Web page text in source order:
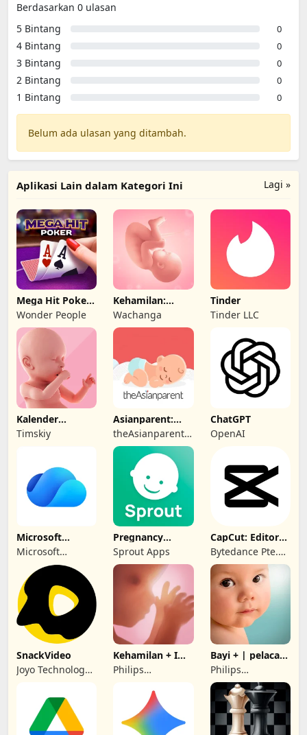
Berdasarkan 0 ulasan
5 Bintang
0
4 Bintang 0
3 Bintang 0
2 Bintang 0
1 Bintang 0
Belum ada ulasan yang ditambah.
Lagi »
Aplikasi Lain dalam Kategori Ini
Mega Hit Poker:
Texas Holdem
Wonder People
Kehamilan:
kalender masa
subur
Wachanga
Tinder
Tinder LLC
Kalender
Kehamilan
Timskiy
Asianparent:
Kehamilan &
Bayi
theAsianparent -
largest
pregnancy &
parenting app
ChatGPT
OpenAI
Microsoft
OneDrive
Microsoft
Corporation
Pregnancy
Tracker by
Sprout
Sprout Apps
CapCut: Editor
Foto & Video
Bytedance Pte.
Ltd.
SnackVideo
Joyo Technology
Kehamilan + I
Aplikasi pelacak
Philips
Bayi + | pelacak
bayi Anda
Philips
Electronics UK
Limited